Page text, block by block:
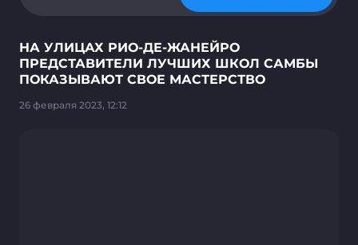
НА УЛИЦАХ РИО-ДЕ-ЖАНЕЙРО
ПРЕДСТАВИТЕЛИ ЛУЧШИХ ШКОЛ САМБЫ
ПОКАЗЫВАЮТ СВОЕ МАСТЕРСТВО
26 февраля 2023, 12:12